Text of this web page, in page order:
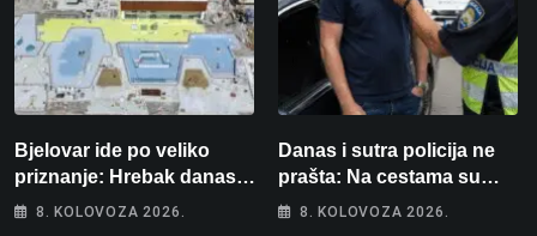
Bjelovar ide po veliko
priznanje: Hrebak danas u
Parizu predstavlja
8. KOLOVOZA 2026.
Danas i sutra policija ne
prašta: Na cestama su
posebno na meti ovi
8. KOLOVOZA 2026.